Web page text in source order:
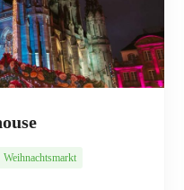
Weihnachtsmarkt